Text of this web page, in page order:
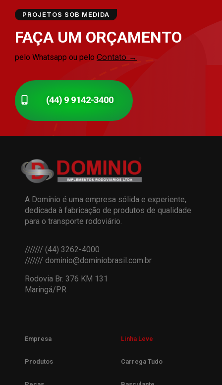
PROJETOS SOB MEDIDA
FAÇA UM ORÇAMENTO
pelo Whatsapp ou pelo Contato →
(44) 9 9142-3400
A Domínio é uma empresa sólida e experiente,
dedicada à fabricação de produtos de qualidade
para o transporte rodoviário.
/////// (44) 3262-4000
/////// dominio@dominiobrasil.com.br
Rodovia Br. 376 KM 131
Maringá/PR
Empresa
Produtos
Linha Leve
Carrega Tudo